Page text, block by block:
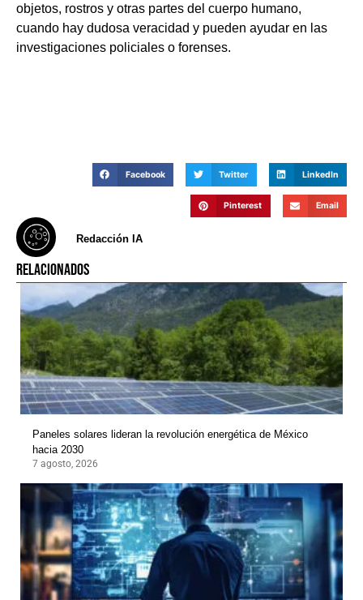
objetos, rostros y otras partes del cuerpo humano,
cuando hay dudosa veracidad y pueden ayudar en las
investigaciones policiales o forenses.
Facebook Twitter LinkedIn
Pinterest Email
Redacción IA
RELACIONADOS
Paneles solares lideran la revolución energética de México
hacia 2030
7 agosto, 2026